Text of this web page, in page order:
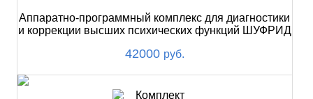
Аппаратно-программный комплекс для диагностики
и коррекции высших психических функций ШУФРИД
42000 руб.